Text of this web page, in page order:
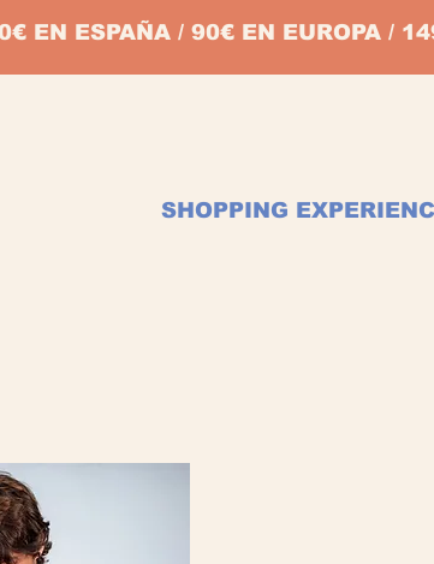
EN ESPAÑA / 90€ EN EUROPA /
SHOPPING